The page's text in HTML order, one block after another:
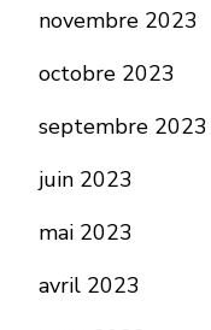
novembre 2023
octobre 2023
septembre 2023
juin 2023
mai 2023
avril 2023